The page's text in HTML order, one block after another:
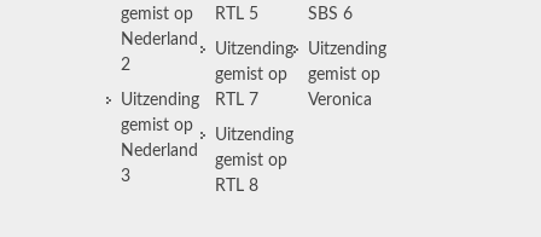
gemist op
Nederland
2
Uitzending
gemist op
Nederland
3
RTL 5
Uitzending
gemist op
RTL 7
Uitzending
gemist op
RTL 8
SBS 6
Uitzending
gemist op
Veronica